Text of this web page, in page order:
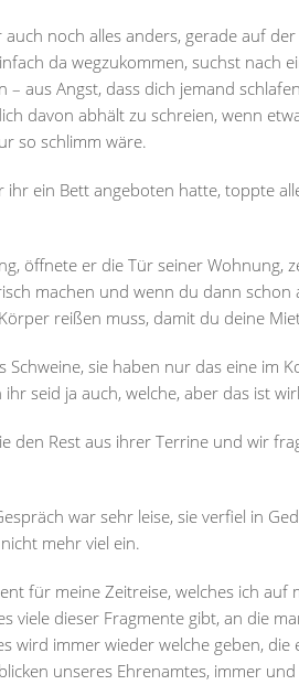
auch noch alles anders, gerade auf
da wegzukommen, suchst nach
– aus Angst, dass dich jemand
davon abhält zu schreien, wenn
so schlimm wäre.
ihr ein Bett angeboten hatte, toppte
öffnete er die Tür seiner Wohnung,
machen und wenn du dann
reißen muss, damit du deine
Schweine, sie haben nur das eine im
seid ja auch, welche, aber das ist
den Rest aus ihrer Terrine und wir
war sehr leise, sie verfiel in
mehr viel ein.
für meine Zeitreise, welches ich
viele dieser Fragmente gibt, an die
wird immer wieder welche geben,
unseres Ehrenamtes, immer